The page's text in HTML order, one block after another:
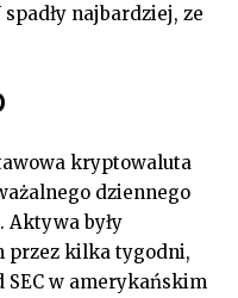
spadły najbardziej, ze
kryptowaluta
dziennego
Aktywa były
przez kilka tygodni,
w amerykańskim